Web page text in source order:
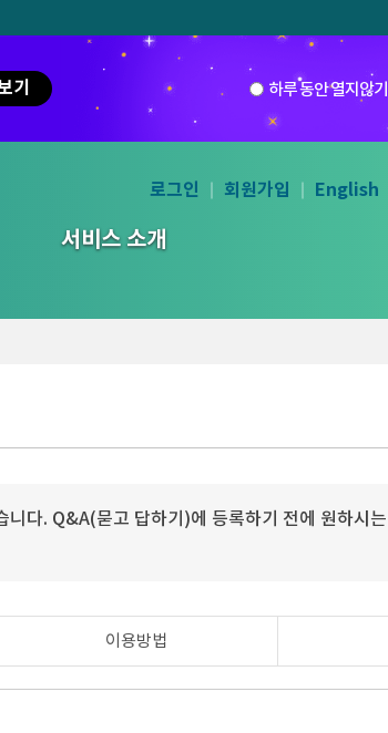
기 하루 동안 열지않기
서비스 소개
로그인 회원가입 English
다. Q&A(묻고 답하기)에 등록하기 전에 원하시
이용방법